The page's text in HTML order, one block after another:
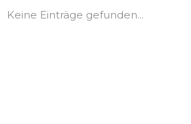
Keine Einträge gefunden...